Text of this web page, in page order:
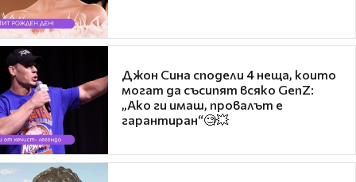
Джон Сина сподели 4 неща, които
могат да съсипят всяко GenZ:
„Ако ги имаш, провалът е
гарантиран“🧐💥